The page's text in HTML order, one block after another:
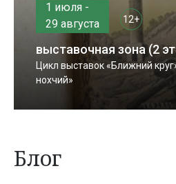
1 июля -
29 августа
12+
выставочная зона (2
Цикл выставок «Ближний
нохчий»
Блог